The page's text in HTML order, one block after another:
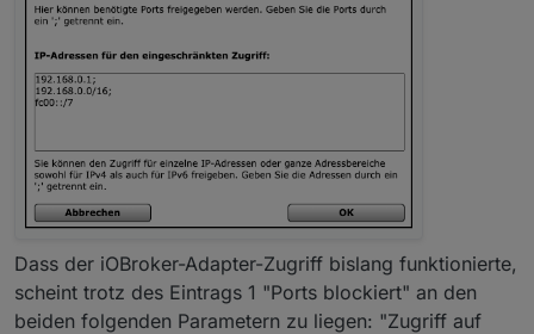
Dass der iOBroker-Adapter-Zugriff bislang funktionierte,
scheint trotz des Eintrags 1 "Ports blockiert" an den
beiden folgenden Parametern zu liegen: "Zugriff auf